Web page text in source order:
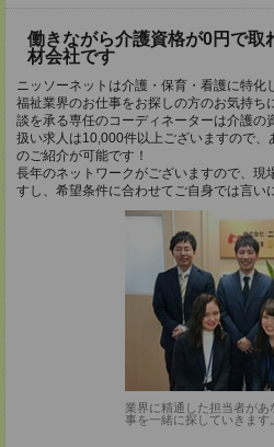
働きながら介護資格が0円で
材会社です
ニッソーネットは介護・保育・看護に特化
福祉業界のお仕事をお探しの方のお気持ち
談を承る専任のコーディネーターは介護の
扱い求人は10,000件以上ございますので、
のご紹介が可能です！
長年のネットワークがございますので、現
すし、希望条件に合わせてご自身では言い
業界に精通した担当者があ
事を一緒に探していきます。